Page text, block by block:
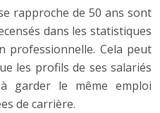
rapproche de 50 ans sont
dans les statistiques
professionnelle. Cela peut
les profils de ses salariés
garder le même emploi
de carrière.